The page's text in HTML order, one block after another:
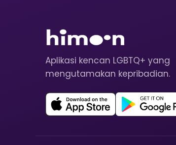
Aplikasi kencan LGBTQ+ yang
mengutamakan kepribadian.